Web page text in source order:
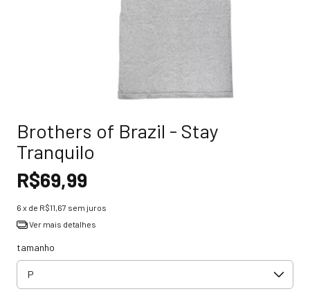
Brothers of Brazil - Stay
Tranquilo
R$69,99
6 x de R$11,67 sem juros
Ver mais detalhes
tamanho